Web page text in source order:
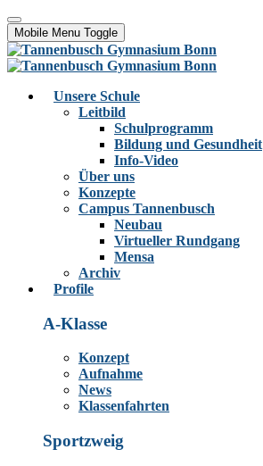
Mobile Menu Toggle
Unsere Schule
Leitbild
Schulprogramm
Bildung und Gesundheit
Info-Video
Über uns
Konzepte
Campus Tannenbusch
Neubau
Virtueller Rundgang
Mensa
Archiv
Profile
A-Klasse
Konzept
Aufnahme
News
Klassenfahrten
Sportzweig